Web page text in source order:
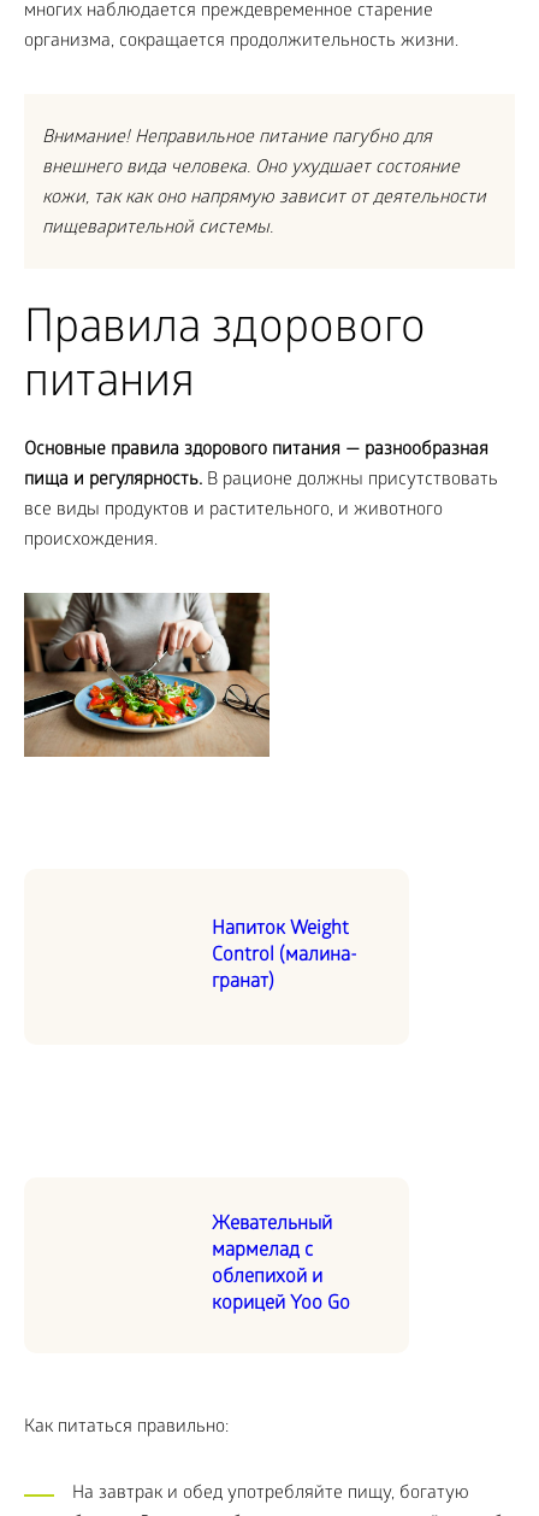
многих наблюдается преждевременное старение
организма, сокращается продолжительность жизни.
Внимание! Неправильное питание пагубно для
внешнего вида человека. Оно ухудшает состояние
кожи, так как оно напрямую зависит от деятельности
пищеварительной системы.
Правила здорового
питания
Основные правила здорового питания — разнообразная
пища и регулярность. В рационе должны присутствовать
все виды продуктов и растительного, и животного
происхождения.
Напиток Weight
Control (малина-
гранат)
Жевательный
мармелад с
облепихой и
корицей Yoo Go
Как питаться правильно:
На завтрак и обед употребляйте пищу, богатую